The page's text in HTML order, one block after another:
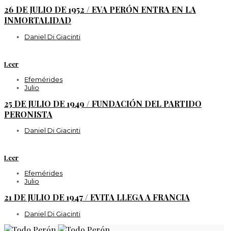
26 DE JULIO DE 1952 / EVA PERÓN ENTRA EN LA
INMORTALIDAD
Daniel Di Giacinti
Leer
Efemérides
Julio
25 DE JULIO DE 1949 / FUNDACIÓN DEL PARTIDO
PERONISTA
Daniel Di Giacinti
Leer
Efemérides
Julio
21 DE JULIO DE 1947 / EVITA LLEGA A FRANCIA
Daniel Di Giacinti